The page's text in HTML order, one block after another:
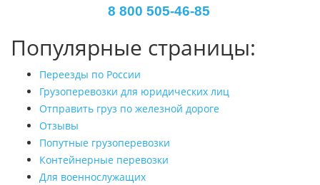
8 800 505-46-85
Популярные страницы:
Переезды по России
Грузоперевозки для юридических лиц
Отправить груз по железной дороге
Отзывы
Попутные грузоперевозки
Контейнерные перевозки
Для военнослужащих